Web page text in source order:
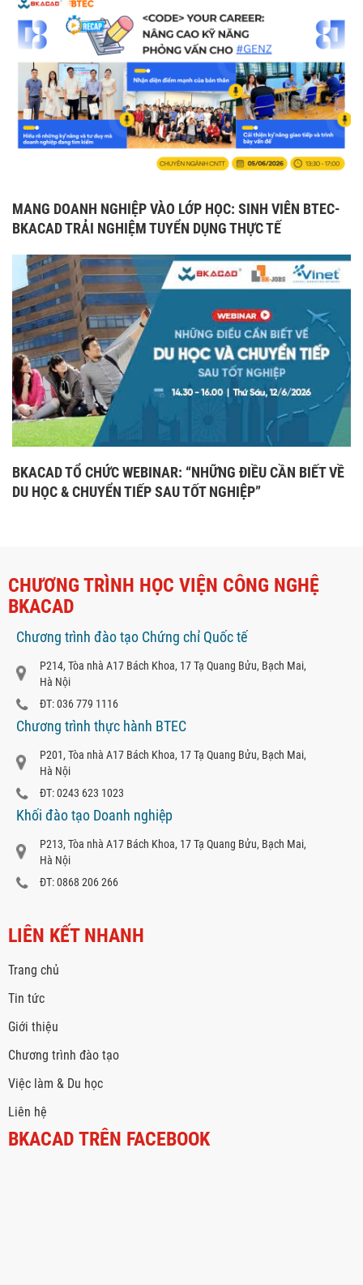
MANG DOANH NGHIỆP VÀO LỚP HỌC: SINH VIÊN BTEC-
BKACAD TRẢI NGHIỆM TUYỂN DỤNG THỰC TẾ
BKACAD TỔ CHỨC WEBINAR: “NHỮNG ĐIỀU CẦN BIẾT VỀ
DU HỌC & CHUYỂN TIẾP SAU TỐT NGHIỆP”
CHƯƠNG TRÌNH HỌC VIỆN CÔNG NGHỆ
BKACAD
Chương trình đào tạo Chứng chỉ Quốc tế
P214, Tòa nhà A17 Bách Khoa, 17 Tạ Quang Bửu, Bạch Mai,
Hà Nội
ĐT: 036 779 1116
Chương trình thực hành BTEC
P201, Tòa nhà A17 Bách Khoa, 17 Tạ Quang Bửu, Bạch Mai,
Hà Nội
ĐT: 0243 623 1023
Khối đào tạo Doanh nghiệp
P213, Tòa nhà A17 Bách Khoa, 17 Tạ Quang Bửu, Bạch Mai,
Hà Nội
ĐT: 0868 206 266
LIÊN KẾT NHANH
Trang chủ
Tin tức
Giới thiệu
Chương trình đào tạo
Việc làm & Du học
Liên hệ
BKACAD TRÊN FACEBOOK